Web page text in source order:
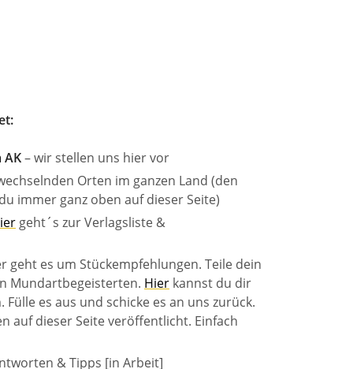
AK– wir stellen uns hier vor
Orten im ganzen Land (den
immer ganz oben auf dieser Seite)
geht´s zur Verlagsliste &
geht es um Stückempfehlungen. Teile dein
Mundartbegeisterten. Hier kannst du dir
es aus und schicke es an uns zurück.
auf dieser Seite veröffentlicht. Einfach
& Tipps [in Arbeit]